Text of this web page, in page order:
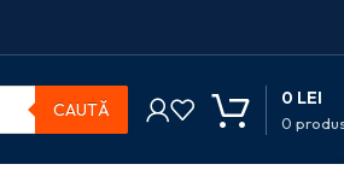
CAUTĂ
0
0 LEI